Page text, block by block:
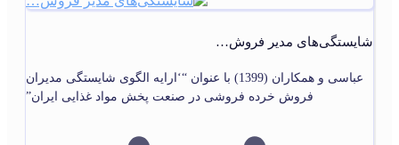
شایستگی‌های مدیر فروش…
عباسی و همکاران (1399) با عنوان “‘ارایه الگوی شایستگی مدیران
فروش خرده فروشی در صنعت پخش مواد غذایی ایران”